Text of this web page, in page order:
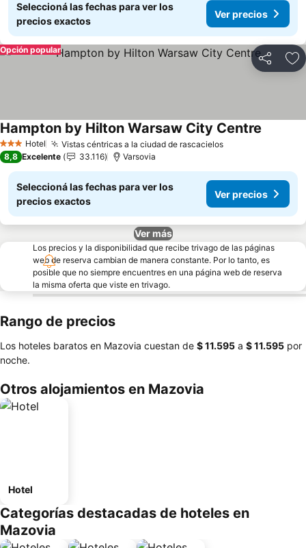
Seleccioná las fechas para ver los
precios exactos
Ver precios
Compartir
Opción popular
3 Estrellas
Hotel Vistas céntricas a la ciudad de rascacielosVer precios
Hampton by Hilton Warsaw City Centre
8,8 Excelente 33.116 Varsovia
Seleccioná las fechas para ver los
precios exactos
Ver precios
Ver más
Los precios y la disponibilidad que recibe trivago de las páginas
web de reserva cambian de manera constante. Por lo tanto, es
posible que no siempre encuentres en una página web de reserva
la misma oferta que viste en trivago.
Rango de precios
Los hoteles baratos en Mazovia cuestan de ‎$ 11.595 a ‎$ 11.595 por
noche.
Otros alojamientos en Mazovia
Hotel
Categorías destacadas de hoteles en
Mazovia